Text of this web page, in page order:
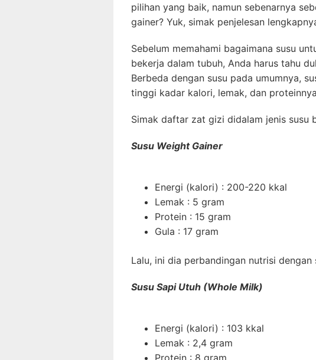
pilihan yang baik, namun sebenarnya
gainer? Yuk, simak penjelesan
Sebelum memahami bagaimana susu
bekerja dalam tubuh, Anda harus tahu
Berbeda dengan susu pada umumnya,
tinggi kadar kalori, lemak, dan
Simak daftar zat gizi didalam jenis susu
Susu Weight Gainer
Energi (kalori) : 200-220 kkal
Lemak : 5 gram
Protein : 15 gram
Gula : 17 gram
Lalu, ini dia perbandingan nutrisi
Susu Sapi Utuh (Whole Milk)
Energi (kalori) : 103 kkal
Lemak : 2,4 gram
Protein : 8 gram